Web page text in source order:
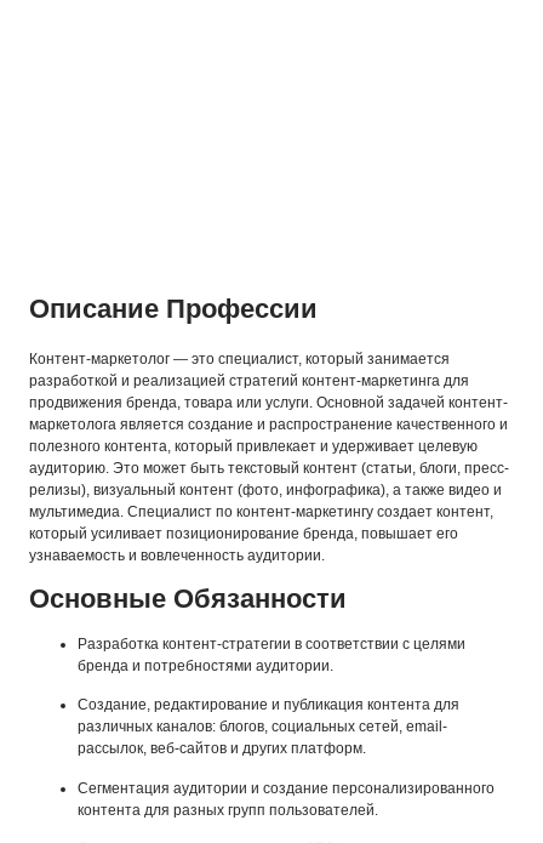
Описание Профессии
Контент-маркетолог — это специалист, который занимается
разработкой и реализацией стратегий контент-маркетинга для
продвижения бренда, товара или услуги. Основной задачей контент-
маркетолога является создание и распространение качественного и
полезного контента, который привлекает и удерживает целевую
аудиторию. Это может быть текстовый контент (статьи, блоги, пресс-
релизы), визуальный контент (фото, инфографика), а также видео и
мультимедиа. Специалист по контент-маркетингу создает контент,
который усиливает позиционирование бренда, повышает его
узнаваемость и вовлеченность аудитории.
Основные Обязанности
Разработка контент-стратегии в соответствии с целями
бренда и потребностями аудитории.
Создание, редактирование и публикация контента для
различных каналов: блогов, социальных сетей, email-
рассылок, веб-сайтов и других платформ.
Сегментация аудитории и создание персонализированного
контента для разных групп пользователей.